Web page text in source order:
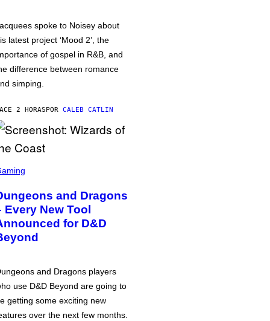
spoke to Noisey about
latest project ‘Mood 2’, the
of gospel in R&B, and
difference between romance
simping.
2 HORASPOR CALEB CATLIN
and Dragons
Every New Tool
for D&D
and Dragons players
use D&D Beyond are going to
getting some exciting new
over the next few months.